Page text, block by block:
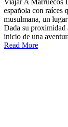
Viajar A Marruecos
española con raíces
musulmana, un
Dada su proximidad
inicio de una
Read More